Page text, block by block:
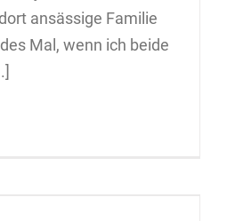
ansässige Familie
Mal, wenn ich beide